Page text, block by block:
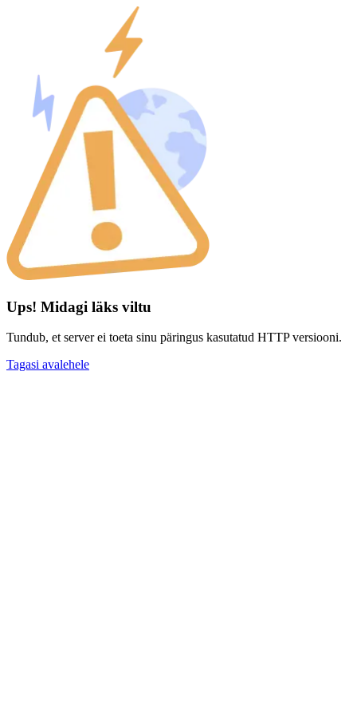
Ups! Midagi läks viltu
Tundub, et server ei toeta sinu päringus kasutatud HTTP versiooni.
Tagasi avalehele